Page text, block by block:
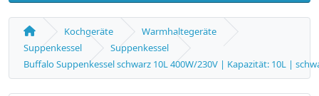
Kochgeräte
Warmhaltegeräte
Suppenkessel
Suppenkessel
Buffalo Suppenkessel schwarz 10L 400W/230V | Kapazität: 10L |